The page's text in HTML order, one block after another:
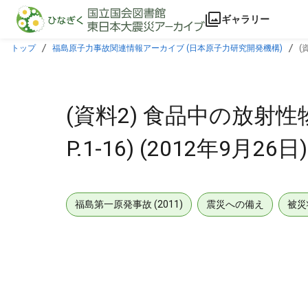
本文に飛ぶ
ギャラリー
トップ 福島原子力事故関連情報アーカイブ (日本原子力研究開発機構) (
(資料2) 食品中の放射
P.1-16) (2012年9月26日)
福島第一原発事故 (2011) 震災への備え 被災